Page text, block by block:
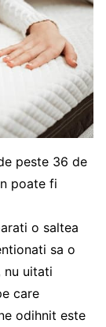
peste 36 de
poate fi
o saltea
sa o
nu uitati
care
odihnit este